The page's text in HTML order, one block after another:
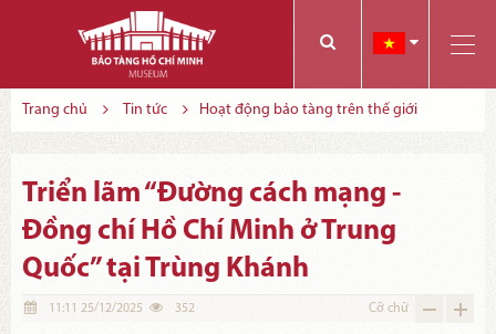
Trang chủ Tin tức Hoạt động bảo tàng trên thế giới
Triển lãm “Đường cách mạng -
Đồng chí Hồ Chí Minh ở Trung
Quốc” tại Trùng Khánh
11:11 25/12/2025 352 Cỡ chữ